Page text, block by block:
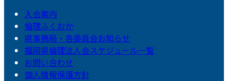
入会案内
倫理ふくおか
県事務局・各委員会お知らせ
福岡県倫理法人会スケジュール一覧
お問い合わせ
個人情報保護方針